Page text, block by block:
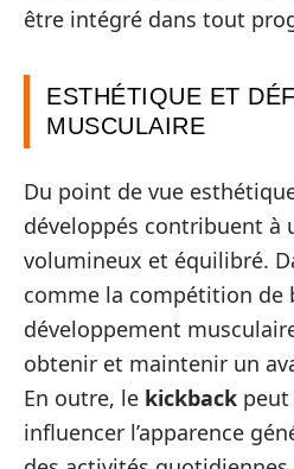
être intégré dans tout
ESTHÉTIQUE ET
MUSCULAIRE
Du point de vue
développés contribuent à
volumineux et équilibré.
comme la compétition de
développement
obtenir et maintenir un
En outre, le kickback
influencer l’apparence